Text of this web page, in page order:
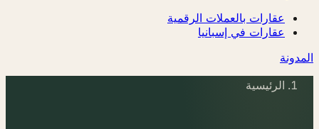
عقارات بالعملات الرقمية
عقارات في إسبانيا
المدونة
الرئيسية